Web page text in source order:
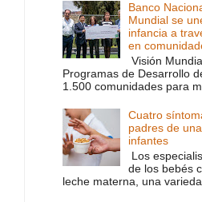
Banco
Mundial se
infancia a
en
Visión
Programas de Desarrollo
1.500 comunidades para
Cuatro
padres de
infantes
Los
de los bebés
leche materna, una